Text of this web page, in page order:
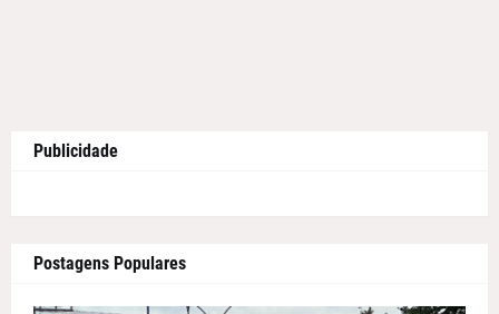
Publicidade
Postagens Populares